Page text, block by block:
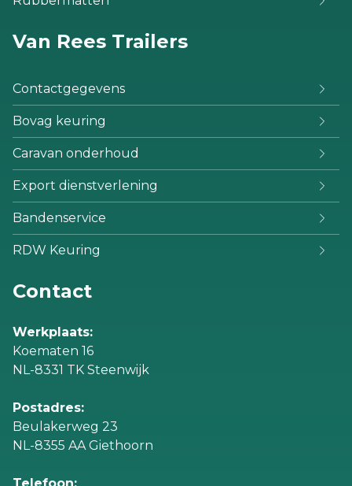
Van Rees Trailers
Contactgegevens
Bovag keuring
Caravan onderhoud
Export dienstverlening
Bandenservice
RDW Keuring
Contact
Werkplaats:
Koematen 16
NL-8331 TK Steenwijk
Postadres:
Beulakerweg 23
NL-8355 AA Giethoorn